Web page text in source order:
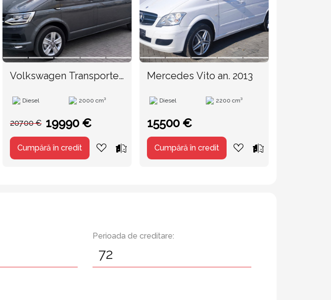
Volkswagen Transporter
Diesel 2000 cm³
20700 € 19990 €
Cumpără în credit
Mercedes Vito an. 2013
Diesel 2200 cm³
15500 €
Cumpără în credit
Perioada de creditare: